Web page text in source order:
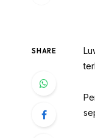
SHARE